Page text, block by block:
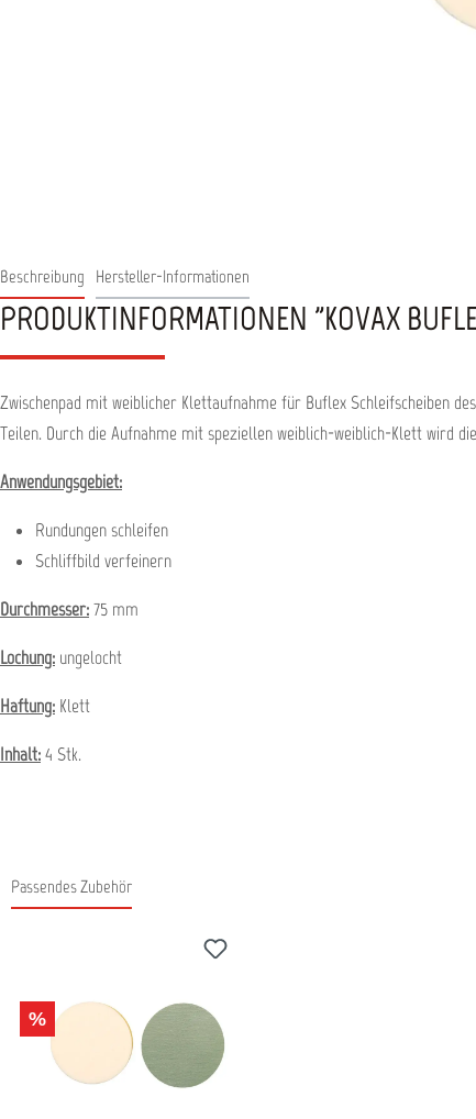
Beschreibung Hersteller-Informationen
PRODUKTINFORMATIONEN "KOVAX
Zwischenpad mit weiblicher Klettaufnahme für Buflex Schleifscheiben
Teilen. Durch die Aufnahme mit speziellen weiblich-weiblich-Klett wird
Anwendungsgebiet:
Rundungen schleifen
Schliffbild verfeinern
Durchmesser: 75 mm
Lochung: ungelocht
Haftung: Klett
Inhalt: 4 Stk.
Passendes Zubehör
%